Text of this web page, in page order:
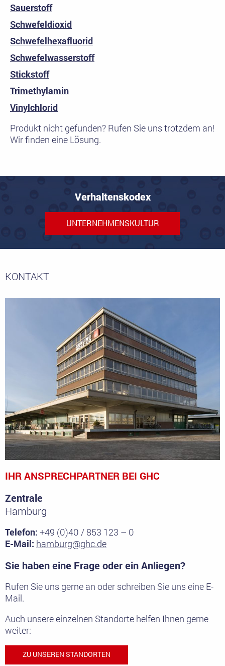
Sauerstoff
Schwefeldioxid
Schwefelhexafluorid
Schwefelwasserstoff
Stickstoff
Trimethylamin
Vinylchlorid
Produkt nicht gefunden? Rufen Sie uns trotzdem an!
Wir finden eine Lösung.
Verhaltenskodex
UNTERNEHMENSKULTUR
KONTAKT
IHR ANSPRECHPARTNER BEI GHC
Zentrale
Hamburg
Telefon: +49 (0)40 / 853 123 – 0
E-Mail: hamburg@ghc.de
Sie haben eine Frage oder ein Anliegen?
Rufen Sie uns gerne an oder schreiben Sie uns eine E-
Mail.
Auch unsere einzelnen Standorte helfen Ihnen gerne
weiter:
ZU UNSEREN STANDORTEN